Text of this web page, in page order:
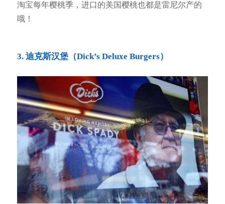
淘宝每年樱桃季，进口的美国樱桃也都是雷尼尔产的
哦！
3. 迪克斯汉堡（Dick’s Deluxe Burgers）